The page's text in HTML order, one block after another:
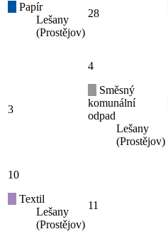
Papír
Lešany
(Prostějov)
28
3
4
Směsný
komunální
odpad
Lešany
(Prostějov)
10
Textil
Lešany
(Prostějov)
11